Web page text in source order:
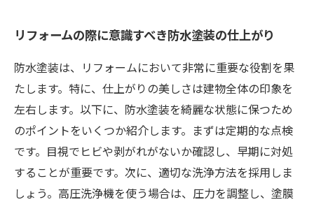
リフォームの際に意識すべき防水塗装の仕上がり
防水塗装は、リフォームにおいて非常に重要な役割を果
たします。特に、仕上がりの美しさは建物全体の印象を
左右します。以下に、防水塗装を綺麗な状態に保つため
のポイントをいくつか紹介します。まずは定期的な点検
です。目視でヒビや剥がれがないか確認し、早期に対処
することが重要です。次に、適切な洗浄方法を採用しま
しょう。高圧洗浄機を使う場合は、圧力を調整し、塗膜